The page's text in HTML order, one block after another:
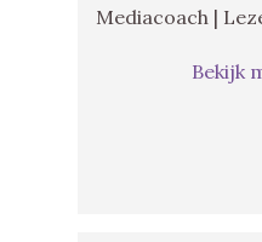
Mediacoach |
Bekijk